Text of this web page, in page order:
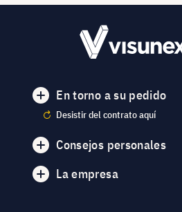
En torno a su pedido
Desistir del contrato aquí
Consejos personales
La empresa